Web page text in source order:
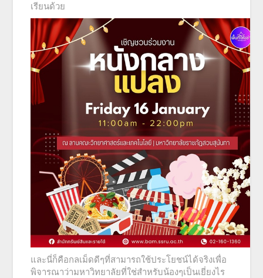
เรียนด้วย
และนี่ก็คือกลเม็ดดีๆที่สามารถใช้ประโยชน์ได้จริงเพื่อ
พิจารณาว่ามหาวิทยาลัยที่ใช่สำหรับน้องๆเป็นเยี่ยงไร